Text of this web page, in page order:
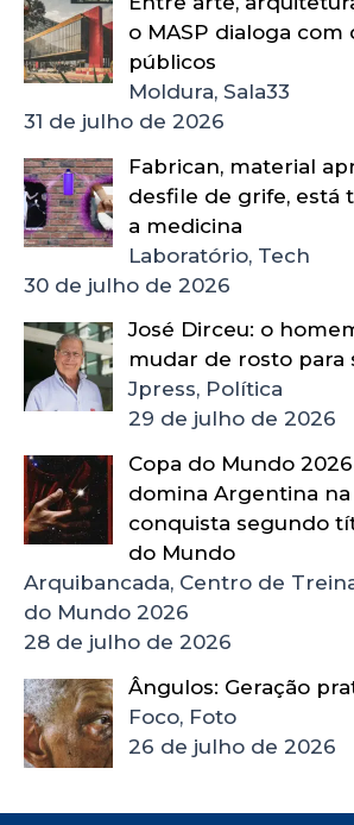
o MASP dialoga com
públicos
Moldura, Sala33
31 de julho de 2026
Fabrican, material
desfile de grife, está
a medicina
Laboratório, Tech
30 de julho de 2026
José Dirceu: o
mudar de rosto para
Jpress, Política
29 de julho de 2026
Copa do Mundo
domina Argentina
conquista segundo
do Mundo
Arquibancada, Centro de
do Mundo 2026
28 de julho de 2026
Ângulos: Geração
Foco, Foto
26 de julho de 2026